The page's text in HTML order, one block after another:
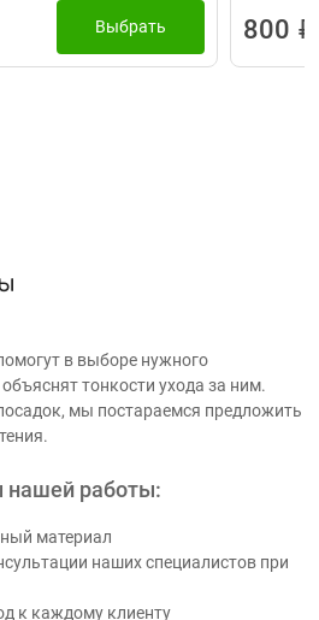
Выбрать 800 ₽
в выборе нужного
тонкости ухода за ним.
мы постараемся предложить
нашей работы:
материал
наших специалистов при
к каждому клиенту